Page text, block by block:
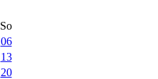
So
06
13
20